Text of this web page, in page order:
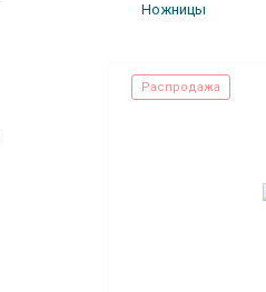
Ножницы
Распродажа